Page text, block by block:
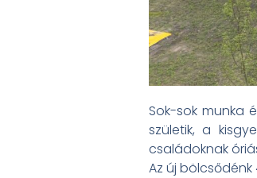
Sok-sok munka
születik, a
családoknak
Az új